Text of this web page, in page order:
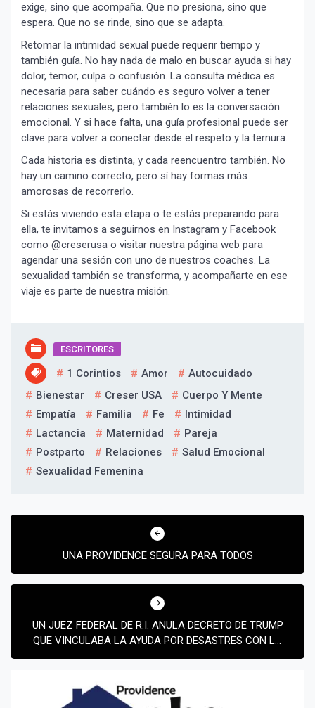
¡Suscríbete y Vive la
Experiencia!
exige, sino que acompaña. Que no presiona, sino que
espera. Que no se rinde, sino que se adapta.
Retomar la intimidad sexual puede requerir tiempo y
también guía. No hay nada de malo en buscar ayuda si hay
dolor, temor, culpa o confusión. La consulta médica es
necesaria para saber cuándo es seguro volver a tener
relaciones sexuales, pero también lo es la conversación
emocional. Y si hace falta, una guía profesional puede ser
clave para volver a conectar desde el respeto y la ternura.
Cada historia es distinta, y cada reencuentro también. No
hay un camino correcto, pero sí hay formas más
amorosas de recorrerlo.
Si estás viviendo esta etapa o te estás preparando para
ella, te invitamos a seguirnos en Instagram y Facebook
como @creserusa o visitar nuestra página web para
agendar una sesión con uno de nuestros coaches. La
sexualidad también se transforma, y acompañarte en ese
viaje es parte de nuestra misión.
ESCRITORES
1 Corintios Amor
Autocuidado
Bienestar
Creser USA
Cuerpo Y Mente
Empatía
Familia Fe
Intimidad
Lactancia
Maternidad
Pareja
Postparto
Relaciones
Salud Emocional
Sexualidad Femenina
Navegación
entradasUNA PROVIDENCE SEGURA PARA TODOS
UN JUEZ FEDERAL DE R.I. ANULA DECRETO DE TRUMP
QUE VINCULABA LA AYUDA POR DESASTRES CON LA
POLÍTICA MIGRATORIA